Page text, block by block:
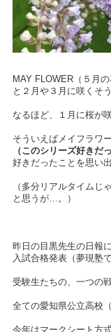
MAY FLOWER（５月
と２月や３月に咲くそう
なるほど、１月に桜が
そういえばメイフラワ
（このシリーズ好きだ
好きだったことを思い出
（多分リアルタイムじ
と思うが…。）
昨日の目黒先生の日報
入試合格発表（夢現塾
受験生たちの、一つの
全ての愛知県公立高校
今年はマークシート方